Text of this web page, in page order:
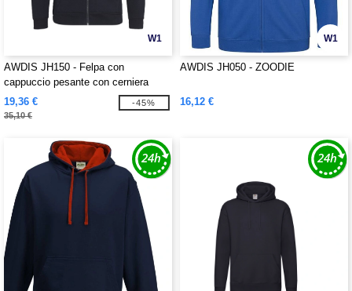
W1
AWDIS JH150 - Felpa con
cappuccio pesante con cerniera
Graduate
19,36 €
35,10 €
-45%
W1
AWDIS JH050 - ZOODIE
16,12 €